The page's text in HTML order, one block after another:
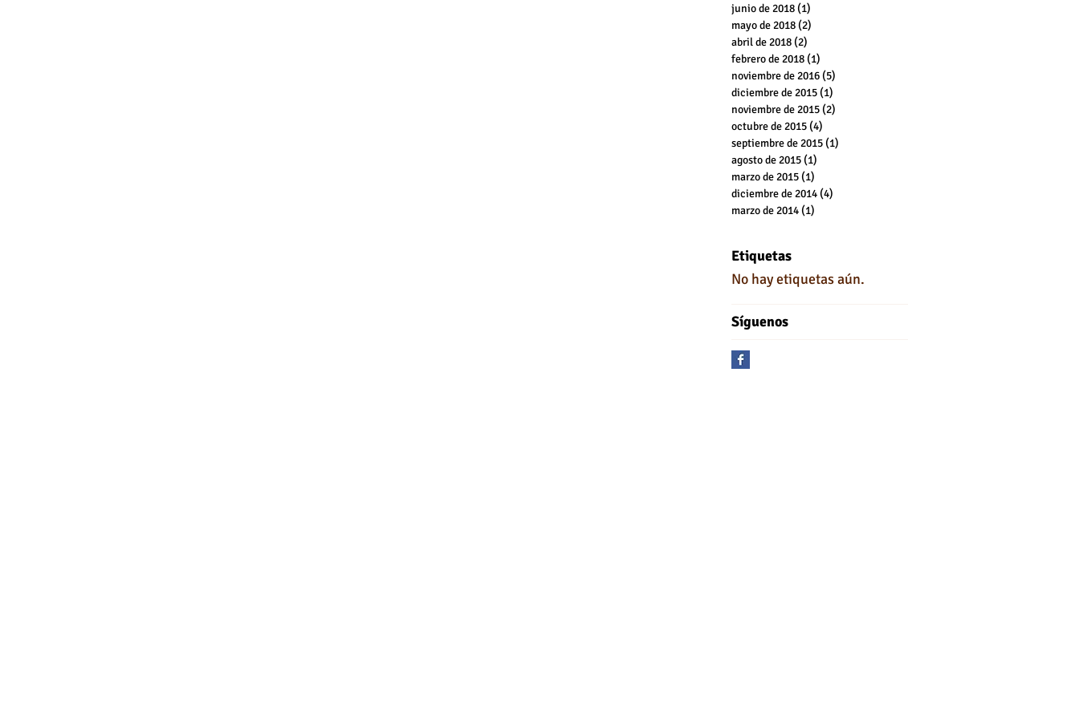
junio de 2018(1)
mayo de 2018(2)
abril de 2018(2)
febrero de 2018(1)
noviembre de 2016(5)
diciembre de 2015(1)
noviembre de 2015(2)
octubre de 2015(4)
septiembre de 2015(1)
agosto de 2015(1)
marzo de 2015(1)
diciembre de 2014(4)
marzo de 2014(1)
Etiquetas
No hay etiquetas aún.
Síguenos